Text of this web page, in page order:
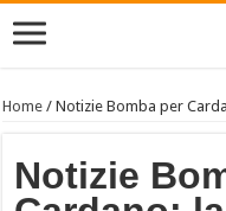
Home /Notizie Bomba per
Notizie